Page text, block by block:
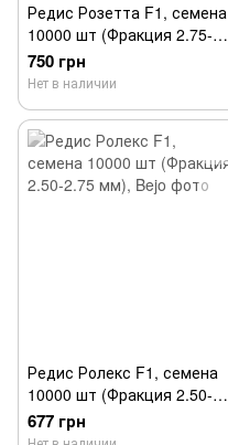
Редис Розетта F1, семена
10000 шт (Фракция 2.75-
3.00 мм), Bejo
750 грн
Нет в наличии
Редис Ролекс F1, семена
10000 шт (Фракция 2.50-
2.75 мм), Bejo
677 грн